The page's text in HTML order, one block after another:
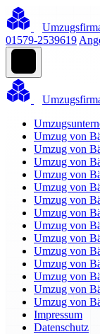
01579-2539619
Umzug von
Umzug von
Umzug von
Umzug von
Umzug von
Umzug von
Umzug von
Umzug von
Umzug von
Umzug von
Umzug von
Umzug von
Umzug von
Umzug von
Impressum
Datenschutz